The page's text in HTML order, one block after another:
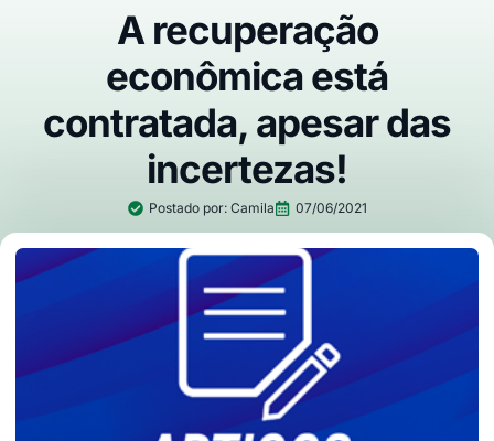
A recuperação
econômica está
contratada, apesar das
incertezas!
Postado por:Camila 07/06/2021